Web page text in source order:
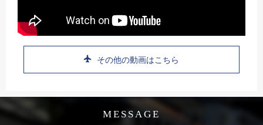
その他の動画はこちら
MESSAGE